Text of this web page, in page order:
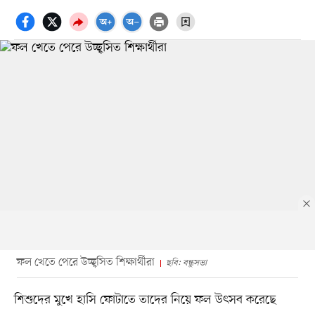
ফল খেতে পেরে উচ্ছ্বসিত শিক্ষার্থীরা ছবি: বন্ধুসভা
শিশুদের মুখে হাসি ফোটাতে তাদের নিয়ে ফল উৎসব করেছে